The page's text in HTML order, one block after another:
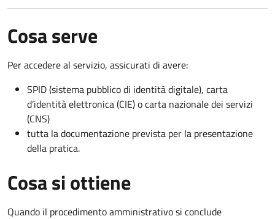
Cosa serve
Per accedere al servizio, assicurati di avere:
SPID (sistema pubblico di identità digitale), carta
d’identità elettronica (CIE) o carta nazionale dei servizi
(CNS)
tutta la documentazione prevista per la presentazione
della pratica.
Cosa si ottiene
Quando il procedimento amministrativo si conclude